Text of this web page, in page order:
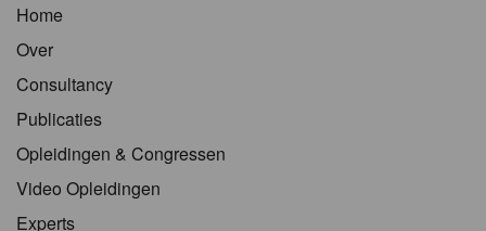
Home
Over
Consultancy
Publicaties
Opleidingen & Congressen
Video Opleidingen
Experts